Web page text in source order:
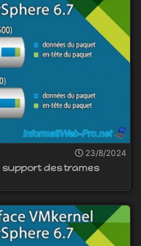
23/8/2024
support des trames